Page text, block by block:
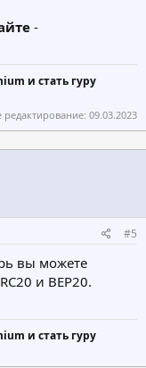
-
и стать гуру
редактирование: 09.03.2023
#5
вы можете
и BEP20.
и стать гуру